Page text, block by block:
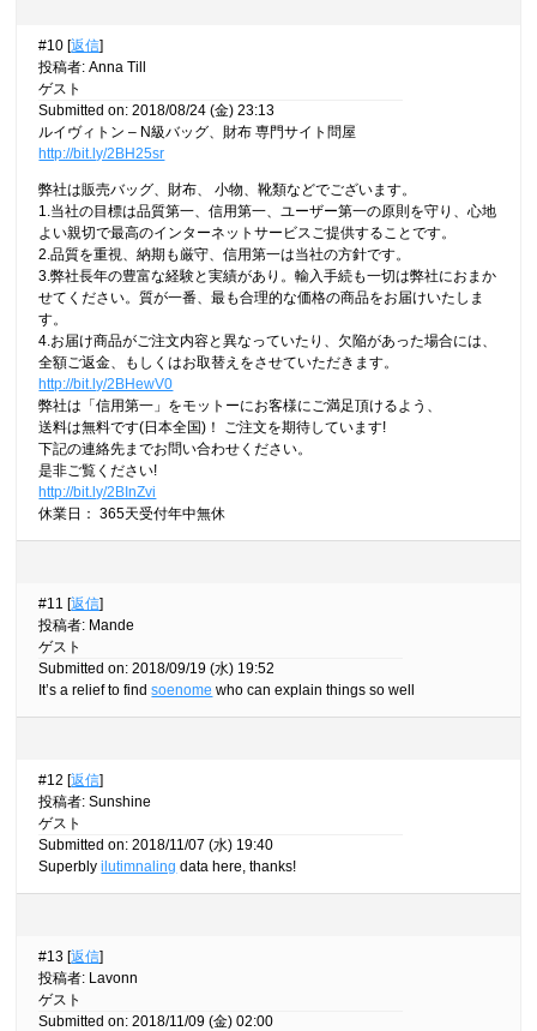
#10 [返信]
投稿者:Anna Till
ゲスト
Submitted on: 2018/08/24 (金) 23:13
ルイヴィトン – N級バッグ、財布 専門サイト問屋
http://bit.ly/2BH25sr
弊社は販売バッグ、財布、 小物、靴類などでございます。
1.当社の目標は品質第一、信用第一、ユーザー第一の原則を守り、心地
よい親切で最高のインターネットサービスご提供することです。
2.品質を重視、納期も厳守、信用第一は当社の方針です。
3.弊社長年の豊富な経験と実績があり。輸入手続も一切は弊社におまか
せてください。質が一番、最も合理的な価格の商品をお届けいたしま
す。
4.お届け商品がご注文内容と異なっていたり、欠陥があった場合には、
全額ご返金、もしくはお取替えをさせていただきます。
http://bit.ly/2BHewV0
弊社は「信用第一」をモットーにお客様にご満足頂けるよう、
送料は無料です(日本全国)！ ご注文を期待しています!
下記の連絡先までお問い合わせください。
是非ご覧ください!
http://bit.ly/2BInZvi
休業日： 365天受付年中無休
#11 [返信]
投稿者: Mande
ゲスト
Submitted on: 2018/09/19 (水) 19:52
It’s a relief to findsoenome who can explain things so well
#12 [返信]
投稿者:Sunshine
ゲスト
Submitted on: 2018/11/07 (水) 19:40
Superblyilutimnaling data here, thanks!
#13 [返信]
投稿者: Lavonn
ゲスト
Submitted on: 2018/11/09 (金) 02:00